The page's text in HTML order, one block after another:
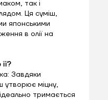
так і
Ця суміш,
японськими
в олії на
Завдяки
утворює міцну,
тримається